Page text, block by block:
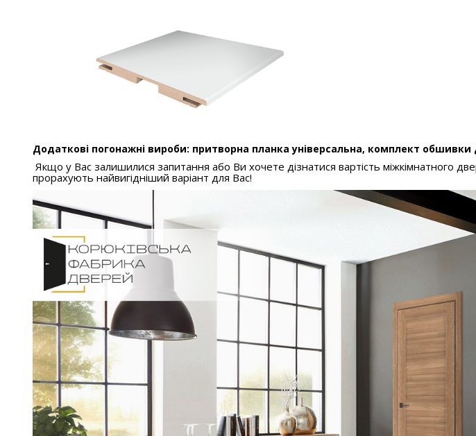
Додаткові погонажні вироби: притворна планка універсальна, комплект обшивки
Якщо у Вас залишилися запитання або Ви хочете дізнатися вартість міжкімнатного
прорахують найвигідніший варіант для Вас!